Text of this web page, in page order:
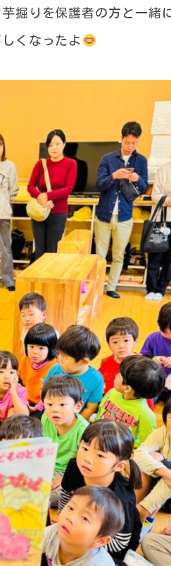
掘りを保護者の方と一緒
くなったよ